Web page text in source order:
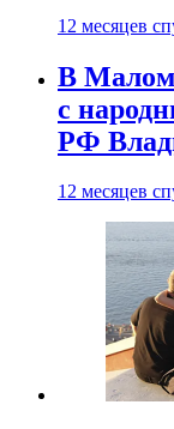
12 месяцев
В Малом
с
РФ
12 месяцев